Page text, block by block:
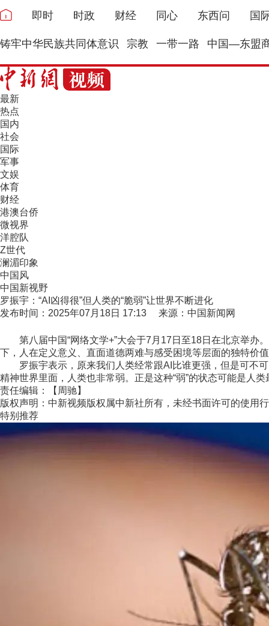
即时 时政 财经 同心 东西问 国
铸牢中华民族共同体意识 宗教 一带一路 中国—东盟
最新
热点
国内
社会
国际
军事
文娱
体育
财经
港澳台侨
微视界
洋腔队
Z世代
澜湄印象
中国风
中国新视野
罗振宇：“AI凶得很”但人类的“脆弱”让世界不断进化
发布时间：2025年07月18日 17:13 来源：中国新闻网
第八届中国“网络文学+”大会于7月17日至18日在北京举办
下，人在定义意义、直面道德两难与感受困境等层面的独特价
罗振宇表示，原来我们人类经常跟AI比谁更强，但是可不可
精神世界里面，人类也非常弱。正是这种“弱”的状态可能是人
责任编辑：【周驰】
版权声明：中新视频版权属中新社所有，未经书面许可的使用
特别推荐